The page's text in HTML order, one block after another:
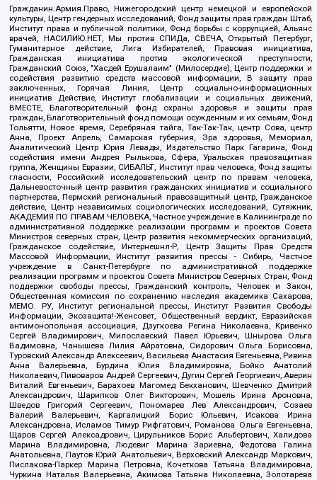
Гражданин.Армия.Право, Нижегородский центр немецкой и европейской
культуры, Центр гендерных исследований, Фонд защиты прав граждан Штаб,
Институт права и публичной политики, Фонд борьбы с коррупцией, Альянс
врачей, НАСИЛИЮ.НЕТ, Мы против СПИДа, СВЕЧА, Открытый Петербург,
Гуманитарное действие, Лига Избирателей, Правовая инициатива,
Гражданская инициатива против экологической преступности,
Гражданский Союз, "Хасдей Ерушалаим" (Милосердие), Центр поддержки и
содействия развитию средств массовой информации, В защиту прав
заключенных, Горячая Линия, Центр социально-информационных
инициатив Действие, Институт глобализации и социальных движений,
ВМЕСТЕ, Благотворительный фонд охраны здоровья и защиты прав
граждан, Благотворительный фонд помощи осужденным и их семьям, Фонд
Тольятти, Новое время, Серебряная тайга, Так-Так-Так, центр Сова, центр
Анна, Проект Апрель, Самарская губерния, Эра здоровья, Мемориал,
Аналитический Центр Юрия Левады, Издательство Парк Гагарина, Фонд
содействия имени Андрея Рылькова, Сфера, Уральская правозащитная
группа, Женщины Евразии, СИБАЛЬТ, Институт прав человека, Фонд защиты
гласности, Российский исследовательский центр по правам человека,
Дальневосточный центр развития гражданских инициатив и социального
партнерства, Пермский региональный правозащитный центр, Гражданское
действие, Центр независимых социологических исследований, Сутяжник,
АКАДЕМИЯ ПО ПРАВАМ ЧЕЛОВЕКА, Частное учреждение в Калининграде по
административной поддержке реализации программ и проектов Совета
Министров северных стран, Центр развития некоммерческих организаций,
Гражданское содействие, Интернешнл-Р, Центр Защиты Прав Средств
Массовой Информации, Институт развития прессы - Сибирь, Частное
учреждение в Санкт-Петербурге по административной поддержке
реализации программ и проектов Совета Министров Северных Стран, Фонд
поддержки свободы прессы, Гражданский контроль, Человек и Закон,
Общественная комиссия по сохранению наследия академика Сахарова,
МЕМО. РУ, Институт региональной прессы, Институт Развития Свободы
Информации, Экозащита!-Женсовет, Общественный вердикт, Евразийская
антимонопольная ассоциация, Дзугкоева Регина Николаевна, Кривенко
Сергей Владимирович, Милославский Павел Юрьевич, Шнырова Ольга
Вадимовна, Чанышева Лилия Айратовна, Сидорович Ольга Борисовна,
Туровский Александр Алексеевич, Васильева Анастасия Евгеньевна, Ривина
Анна Валерьевна, Бурдина Юлия Владимировна, Бойко Анатолий
Николаевич, Пивоваров Андрей Сергеевич, Дугин Сергей Георгиевич, Аверин
Виталий Евгеньевич, Барахоев Магомед Бекханович, Шевченко Дмитрий
Александрович, Шарипков Олег Викторович, Мошель Ирина Ароновна,
Шведов Григорий Сергеевич, Пономарев Лев Александрович, Созаев
Валерий Валерьевич, Каргалицкий Борис Юльевич, Исакова Ирина
Александровна, Исламов Тимур Рифгатович, Романова Ольга Евгеньевна,
Щаров Сергей Алексадрович, Цирульников Борис Альбертович, Халидова
Марина Владимировна, Людевиг Марина Зариевна, Федотова Галина
Анатольевна, Паутов Юрий Анатольевич, Верховский Александр Маркович,
Пислакова-Паркер Марина Петровна, Кочеткова Татьяна Владимировна,
Чуркина Наталья Валерьевна, Акимова Татьяна Николаевна, Золотарева